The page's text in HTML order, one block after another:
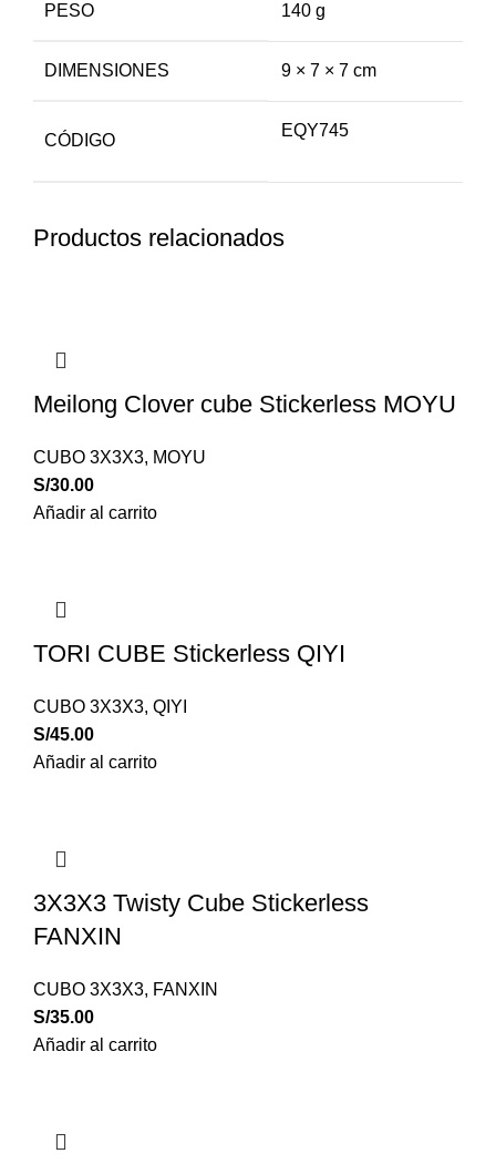
PESO 140 g
DIMENSIONES 9 × 7 × 7 cm
CÓDIGO
EQY745
Productos relacionados
Meilong Clover cube Stickerless MOYU
CUBO 3X3X3, MOYU
S/30.00
Añadir al carrito
TORI CUBE Stickerless QIYI
CUBO 3X3X3, QIYI
S/45.00
Añadir al carrito
3X3X3 Twisty Cube Stickerless
FANXIN
CUBO 3X3X3, FANXIN
S/35.00
Añadir al carrito